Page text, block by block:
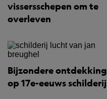
vissersschepen om te
overleven
Bijzondere ontdekking
op 17e-eeuws schilderij